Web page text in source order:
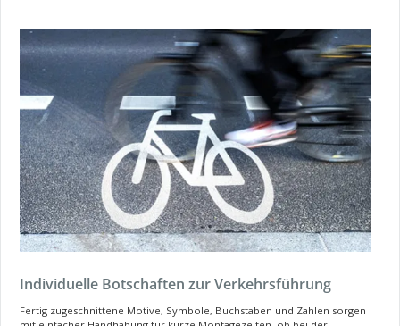
Individuelle Botschaften zur Verkehrsführung
Fertig zugeschnittene Motive, Symbole, Buchstaben und Zahlen sorgen